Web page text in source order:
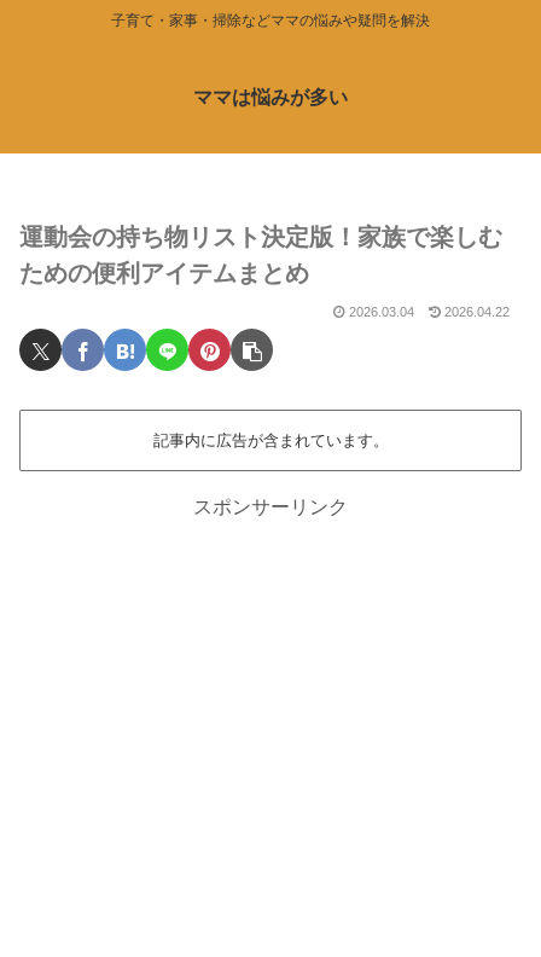
子育て・家事・掃除などママの悩みや疑問を解決
ママは悩みが多い
運動会の持ち物リスト決定版！家族で楽しむ
ための便利アイテムまとめ
2026.03.04 2026.04.22
記事内に広告が含まれています。
スポンサーリンク